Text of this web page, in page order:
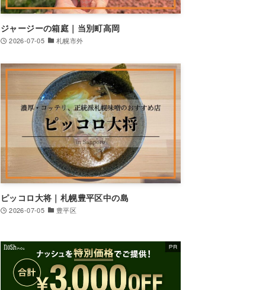
ジャージーの箱庭｜当別町高岡
2026-07-05 札幌市外
ピッコロ大将｜札幌豊平区中の島
2026-07-05 豊平区